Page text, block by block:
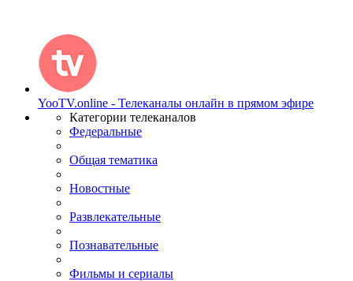
YooTV.online - Телеканалы онлайн в прямом эфире
Категории телеканалов
Федеральные
Общая тематика
Новостные
Развлекательные
Познавательные
Фильмы и сериалы